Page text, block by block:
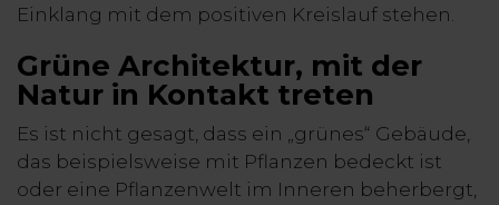
Einklang mit dem positiven Kreislauf stehen.
Grüne Architektur, mit der
Natur in Kontakt treten
Es ist nicht gesagt, dass ein „grünes“ Gebäude,
das beispielsweise mit Pflanzen bedeckt ist
oder eine Pflanzenwelt im Inneren beherbergt,